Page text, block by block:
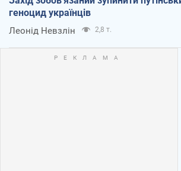
геноцид українців
Леонід Невзлін 2,8 т.